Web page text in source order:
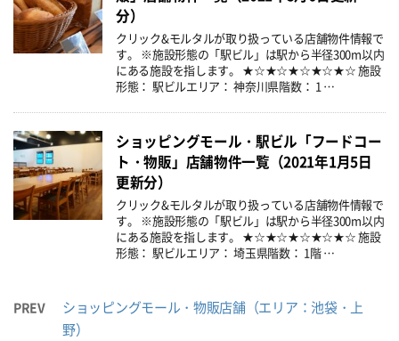
分）
クリック&モルタルが取り扱っている店舗物件情報で
す。 ※施設形態の「駅ビル」は駅から半径300m以内
にある施設を指します。 ★☆★☆★☆★☆★☆ 施設
形態： 駅ビルエリア： 神奈川県階数： 1 …
ショッピングモール・駅ビル「フードコー
ト・物販」店舗物件一覧（2021年1月5日
更新分）
クリック&モルタルが取り扱っている店舗物件情報で
す。 ※施設形態の「駅ビル」は駅から半径300m以内
にある施設を指します。 ★☆★☆★☆★☆★☆ 施設
形態： 駅ビルエリア： 埼玉県階数： 1階 …
PREV
ショッピングモール・物販店舗（エリア：池袋・上
野）